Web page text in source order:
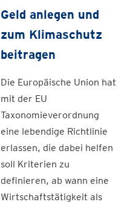
Geld anlegen und
zum Klimaschutz
beitragen
Die Europäische Union hat
mit der EU
Taxonomieverordnung
eine lebendige Richtlinie
erlassen, die dabei helfen
soll Kriterien zu
definieren, ab wann eine
Wirtschaftstätigkeit als